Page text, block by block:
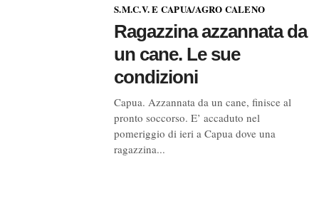
S.M.C.V. E CAPUA/AGRO CALENO
Ragazzina azzannata da
un cane. Le sue
condizioni
Capua. Azzannata da un cane, finisce al
pronto soccorso. E’ accaduto nel
pomeriggio di ieri a Capua dove una
ragazzina...